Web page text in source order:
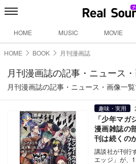
HOME MUSIC MOVIE
HOME BOOK 月刊漫画誌
月刊漫画誌の記事・ニュース
月刊漫画誌の記事・ニュース・画像一
趣味・実用
「少年マ
漫画雑誌の
刊は続くの
講談社が刊行
エッジ」が、